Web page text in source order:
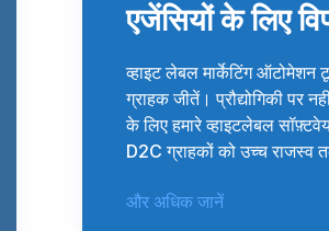
एजेंसियों के लिए
व्हाइट लेबल मार्केटिंग
ग्राहक जीतें। प्रौद्योगिकी पर
के लिए हमारे व्हाइटलेबल
D2C ग्राहकों को उच्च राजस्व
और अधिक जानें